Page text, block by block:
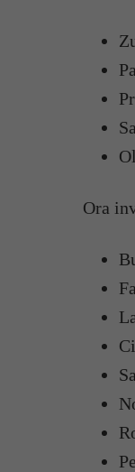
Ora